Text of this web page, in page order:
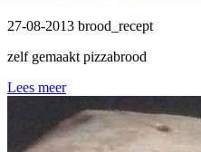
27-08-2013 brood_recept
zelf gemaakt pizzabrood
Lees meer